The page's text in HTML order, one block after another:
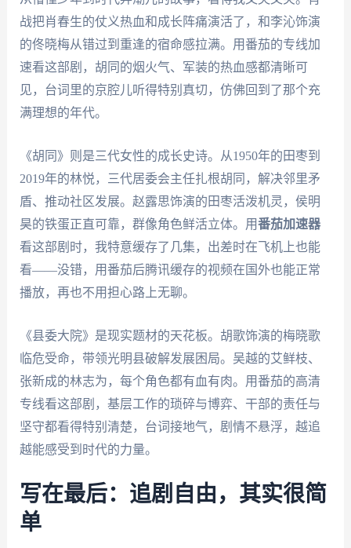
战把肖春生的仗义热血和成长阵痛演活了，和李沁饰演
的佟晓梅从错过到重逢的宿命感拉满。用番茄的专线加
速看这部剧，胡同的烟火气、军装的热血感都清晰可
见，台词里的京腔儿听得特别真切，仿佛回到了那个充
满理想的年代。
《胡同》则是三代女性的成长史诗。从1950年的田枣到
2019年的林悦，三代居委会主任扎根胡同，解决邻里矛
盾、推动社区发展。赵露思饰演的田枣活泼机灵，侯明
昊的铁蛋正直可靠，群像角色鲜活立体。用番茄加速器
看这部剧时，我特意缓存了几集，出差时在飞机上也能
看——没错，用番茄后腾讯缓存的视频在国外也能正常
播放，再也不用担心路上无聊。
《县委大院》是现实题材的天花板。胡歌饰演的梅晓歌
临危受命，带领光明县破解发展困局。吴越的艾鲜枝、
张新成的林志为，每个角色都有血有肉。用番茄的高清
专线看这部剧，基层工作的琐碎与博弈、干部的责任与
坚守都看得特别清楚，台词接地气，剧情不悬浮，越追
越能感受到时代的力量。
写在最后：追剧自由，其实很简
单